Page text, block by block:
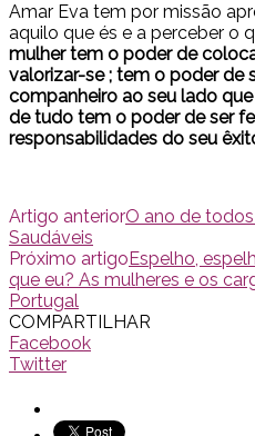
Amar Eva tem por missão
aquilo que és e a perceber o
mulher tem o poder de
valorizar-se ; tem o poder de
companheiro ao seu lado
de tudo tem o poder de ser
responsabilidades do seu
Artigo anteriorO ano de
Saudáveis
Próximo artigo Espelho,
que eu? As mulheres e os
Portugal
COMPARTILHAR
Facebook
Twitter